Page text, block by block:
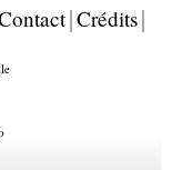
Crédits